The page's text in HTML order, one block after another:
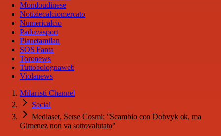
Mondoudinese
Notiziecalciomercato
Numericalcio
Padovasport
Pianetamilan
SOS Fanta
Toronews
Tuttobolognaweb
Violanews
Milanisti Channel
Social
Mediaset, Serse Cosmi: "Scambio con Dobvyk ok, ma
Gimenez non va sottovalutato"